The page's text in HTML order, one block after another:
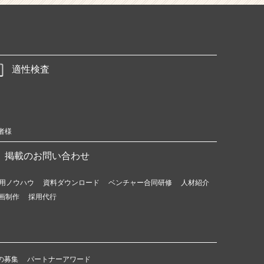
適性検査
様
掲載のお問い合わせ
ノウハウ 資料ダウンロード ベンチャー合同研修
人材紹介
制作
採用代行
募集 パートナーアワード